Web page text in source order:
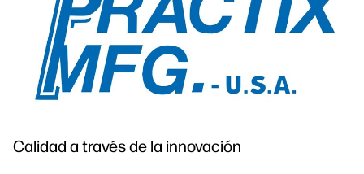
Síguenos
linkedInfacebook
Calidad a través de la innovación